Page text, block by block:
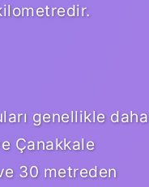
genellikle daha
Çanakkale
30 metreden